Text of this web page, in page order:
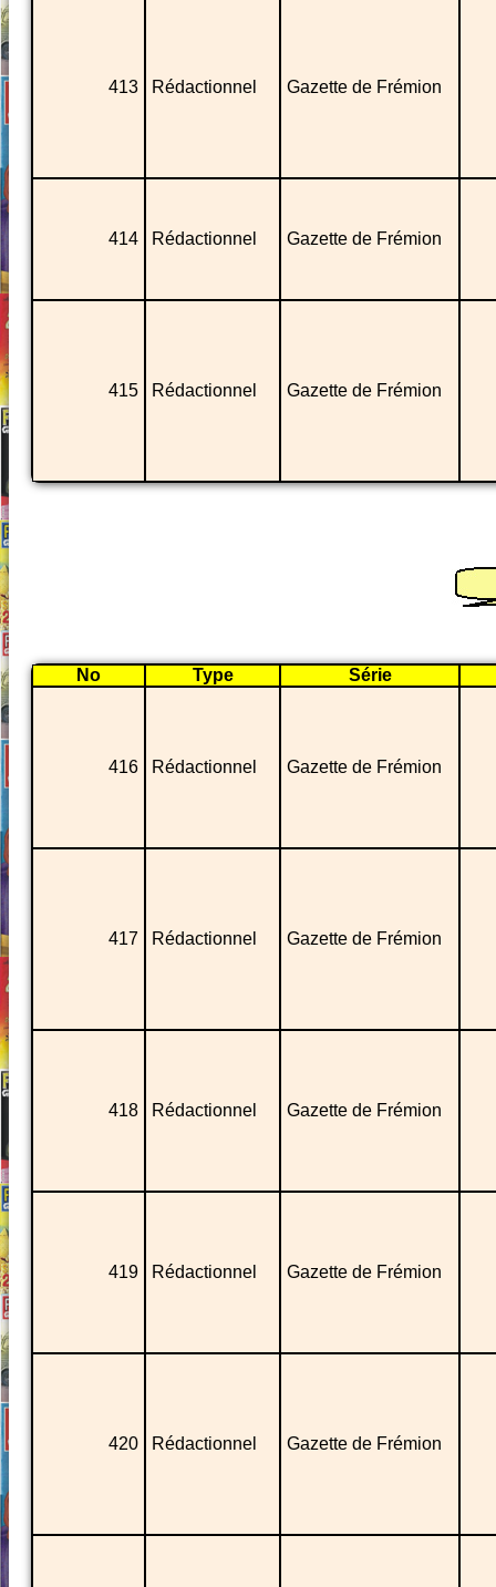
413 Rédactionnel Gazette de Frémion
414 Rédactionnel Gazette de Frémion
415 Rédactionnel Gazette de Frémion
No Type Série
416 Rédactionnel Gazette de Frémion
417 Rédactionnel Gazette de Frémion
418 Rédactionnel Gazette de Frémion
419 Rédactionnel Gazette de Frémion
420 Rédactionnel Gazette de Frémion